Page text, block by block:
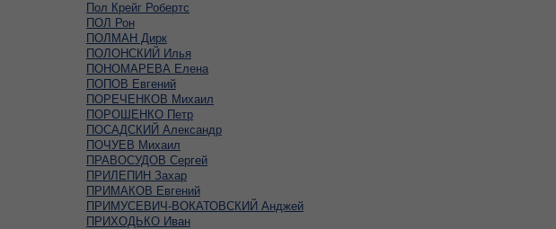
Пол Крейг Робертс
ПОЛ Рон
ПОЛМАН Дирк
ПОЛОНСКИЙ Илья
ПОНОМАРЕВА Елена
ПОПОВ Евгений
ПОРЕЧЕНКОВ Михаил
ПОРОШЕНКО Петр
ПОСАДСКИЙ Александр
ПОЧУЕВ Михаил
ПРАВОСУДОВ Сергей
ПРИЛЕПИН Захар
ПРИМАКОВ Евгений
ПРИМУСЕВИЧ-ВОКАТОВСКИЙ Анджей
ПРИХОДЬКО Иван